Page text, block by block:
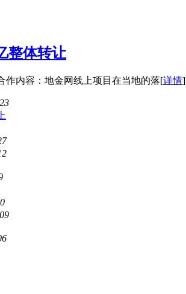
整体转让
作内容：地金网线上项目在当地的落[详情]